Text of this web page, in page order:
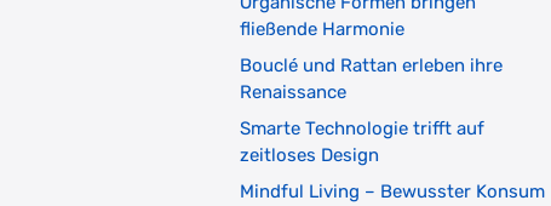
fließende Harmonie
Bouclé und Rattan erleben ihre
Renaissance
Smarte Technologie trifft auf
zeitloses Design
Mindful Living – Bewusster Konsum